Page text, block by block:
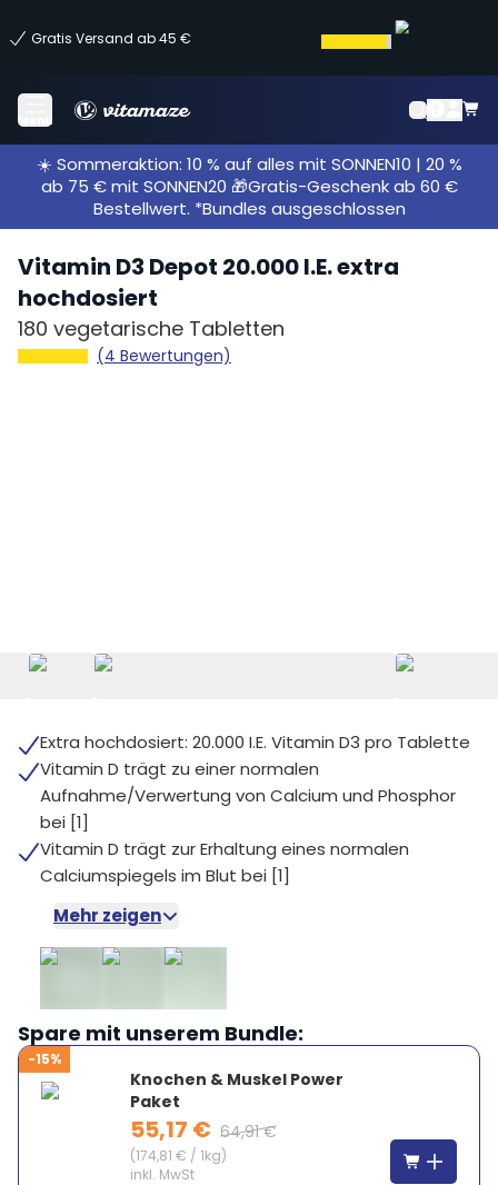
Gratis Versand ab 45 €
Menü
☀️ Sommeraktion: 10 % auf alles mit SONNEN10 | 20 %
ab 75 € mit SONNEN20 🎁Gratis-Geschenk ab 60 €
Bestellwert. *Bundles ausgeschlossen
Vitamin D3 Depot 20.000 I.E. extra
hochdosiert
180 vegetarische Tabletten
(4 Bewertungen)
Extra hochdosiert: 20.000 I.E. Vitamin D3 pro Tablette
Vitamin D trägt zu einer normalen
Aufnahme/Verwertung von Calcium und Phosphor
bei [1]
Vitamin D trägt zur Erhaltung eines normalen
Calciumspiegels im Blut bei [1]
Mehr zeigen
Spare mit unserem Bundle:
-15%
Knochen & Muskel Power
Paket
55,17 € 64,91 €
(174,81 € / 1kg)
inkl. MwSt